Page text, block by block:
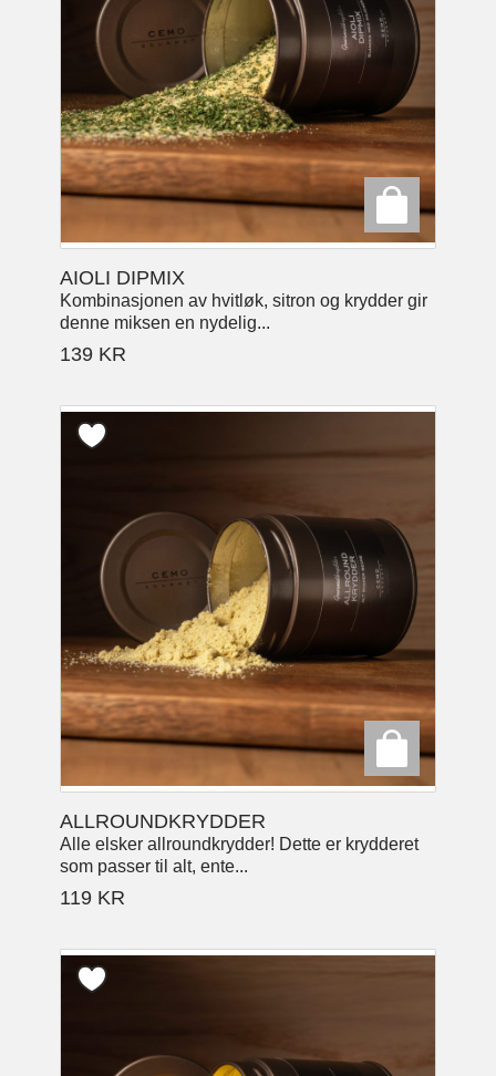
AIOLI DIPMIX
Kombinasjonen av hvitløk, sitron og krydder gir
denne miksen en nydelig...
139 KR
ALLROUNDKRYDDER
Alle elsker allroundkrydder! Dette er krydderet
som passer til alt, ente...
119 KR